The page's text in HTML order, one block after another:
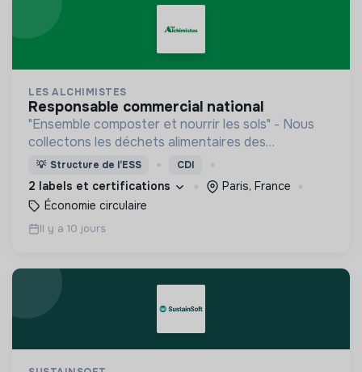
LES ALCHIMISTES
responsable commercial national
"Ensemble composter et nourrir les sols" - Nous
collectons les déchets alimentaires des
professionnels et des ménages et les valorisons
en compost
💡 Structure de l’ESS CDI
2 labels et certifications
Paris, France
Économie circulaire
Il y a 10 jours